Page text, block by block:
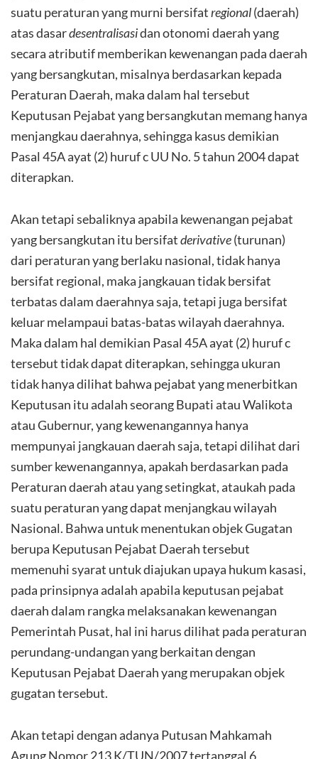
suatu peraturan yang murni bersifatregional(daerah)
atas dasardesentralisasidan otonomi daerah yang
secara atributif memberikan kewenangan pada daerah
yang bersangkutan, misalnya berdasarkan kepada
Peraturan Daerah, maka dalam hal tersebut
Keputusan Pejabat yang bersangkutan memang hanya
menjangkau daerahnya, sehingga kasus demikian
Pasal 45A ayat (2) huruf c UU No. 5 tahun 2004 dapat
diterapkan.
Akan tetapi sebaliknya apabila kewenangan pejabat
yang bersangkutan itu bersifatderivative(turunan)
dari peraturan yang berlaku nasional, tidak hanya
bersifat regional, maka jangkauan tidak bersifat
terbatas dalam daerahnya saja, tetapi juga bersifat
keluar melampaui batas-batas wilayah daerahnya.
Maka dalam hal demikian Pasal 45A ayat (2) huruf c
tersebut tidak dapat diterapkan, sehingga ukuran
tidak hanya dilihat bahwa pejabat yang menerbitkan
Keputusan itu adalah seorang Bupati atau Walikota
atau Gubernur, yang kewenangannya hanya
mempunyai jangkauan daerah saja, tetapi dilihat dari
sumber kewenangannya, apakah berdasarkan pada
Peraturan daerah atau yang setingkat, ataukah pada
suatu peraturan yang dapat menjangkau wilayah
Nasional. Bahwa untuk menentukan objek Gugatan
berupa Keputusan Pejabat Daerah tersebut
memenuhi syarat untuk diajukan upaya hukum kasasi,
pada prinsipnya adalah apabila keputusan pejabat
daerah dalam rangka melaksanakan kewenangan
Pemerintah Pusat, hal ini harus dilihat pada peraturan
perundang-undangan yang berkaitan dengan
Keputusan Pejabat Daerah yang merupakan objek
gugatan tersebut.
Akan tetapi dengan adanya Putusan Mahkamah
Agung Nomor 213 K/TUN/2007 tertanggal 6